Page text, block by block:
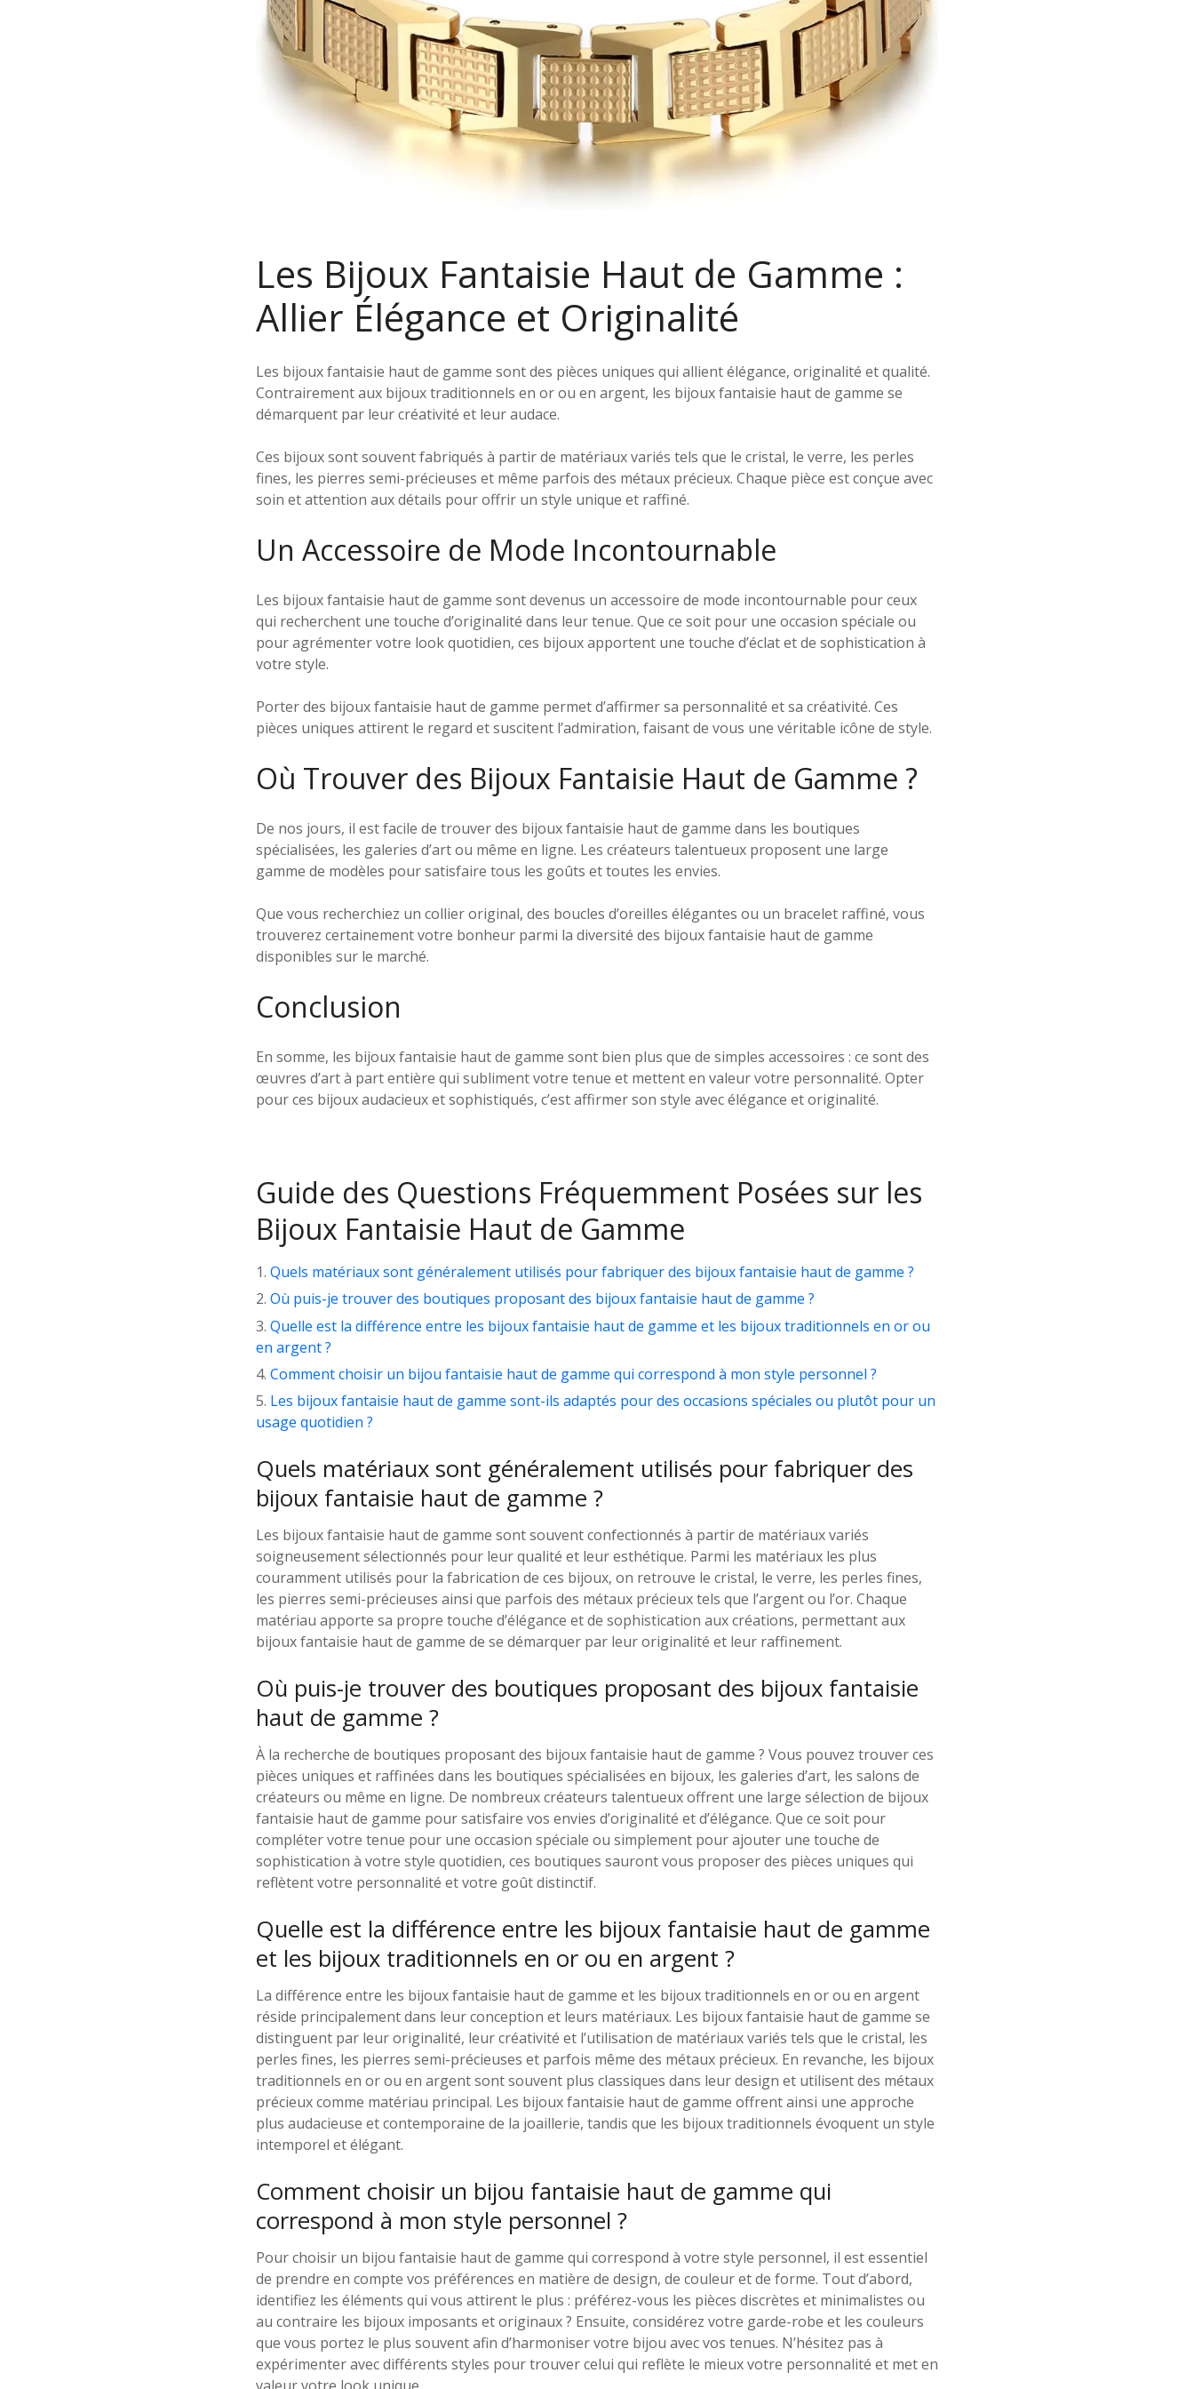
Les Bijoux Fantaisie Haut de Gamme :
Allier Élégance et Originalité
Les bijoux fantaisie haut de gamme sont des pièces uniques qui allient élégance, originalité et qualité.
Contrairement aux bijoux traditionnels en or ou en argent, les bijoux fantaisie haut de gamme se
démarquent par leur créativité et leur audace.
Ces bijoux sont souvent fabriqués à partir de matériaux variés tels que le cristal, le verre, les perles
fines, les pierres semi-précieuses et même parfois des métaux précieux. Chaque pièce est conçue avec
soin et attention aux détails pour offrir un style unique et raffiné.
Un Accessoire de Mode Incontournable
Les bijoux fantaisie haut de gamme sont devenus un accessoire de mode incontournable pour ceux
qui recherchent une touche d’originalité dans leur tenue. Que ce soit pour une occasion spéciale ou
pour agrémenter votre look quotidien, ces bijoux apportent une touche d’éclat et de sophistication à
votre style.
Porter des bijoux fantaisie haut de gamme permet d’affirmer sa personnalité et sa créativité. Ces
pièces uniques attirent le regard et suscitent l’admiration, faisant de vous une véritable icône de style.
Où Trouver des Bijoux Fantaisie Haut de Gamme ?
De nos jours, il est facile de trouver des bijoux fantaisie haut de gamme dans les boutiques
spécialisées, les galeries d’art ou même en ligne. Les créateurs talentueux proposent une large
gamme de modèles pour satisfaire tous les goûts et toutes les envies.
Que vous recherchiez un collier original, des boucles d’oreilles élégantes ou un bracelet raffiné, vous
trouverez certainement votre bonheur parmi la diversité des bijoux fantaisie haut de gamme
disponibles sur le marché.
Conclusion
En somme, les bijoux fantaisie haut de gamme sont bien plus que de simples accessoires : ce sont des
œuvres d’art à part entière qui subliment votre tenue et mettent en valeur votre personnalité. Opter
pour ces bijoux audacieux et sophistiqués, c’est affirmer son style avec élégance et originalité.
Guide des Questions Fréquemment Posées sur les
Bijoux Fantaisie Haut de Gamme
Quels matériaux sont généralement utilisés pour fabriquer des bijoux fantaisie haut de gamme ?
Où puis-je trouver des boutiques proposant des bijoux fantaisie haut de gamme ?
Quelle est la différence entre les bijoux fantaisie haut de gamme et les bijoux traditionnels en or ou
en argent ?
Comment choisir un bijou fantaisie haut de gamme qui correspond à mon style personnel ?
Les bijoux fantaisie haut de gamme sont-ils adaptés pour des occasions spéciales ou plutôt pour un
usage quotidien ?
Quels matériaux sont généralement utilisés pour fabriquer des
bijoux fantaisie haut de gamme ?
Les bijoux fantaisie haut de gamme sont souvent confectionnés à partir de matériaux variés
soigneusement sélectionnés pour leur qualité et leur esthétique. Parmi les matériaux les plus
couramment utilisés pour la fabrication de ces bijoux, on retrouve le cristal, le verre, les perles fines,
les pierres semi-précieuses ainsi que parfois des métaux précieux tels que l’argent ou l’or. Chaque
matériau apporte sa propre touche d’élégance et de sophistication aux créations, permettant aux
bijoux fantaisie haut de gamme de se démarquer par leur originalité et leur raffinement.
Où puis-je trouver des boutiques proposant des bijoux fantaisie
haut de gamme ?
À la recherche de boutiques proposant des bijoux fantaisie haut de gamme ? Vous pouvez trouver ces
pièces uniques et raffinées dans les boutiques spécialisées en bijoux, les galeries d’art, les salons de
créateurs ou même en ligne. De nombreux créateurs talentueux offrent une large sélection de bijoux
fantaisie haut de gamme pour satisfaire vos envies d’originalité et d’élégance. Que ce soit pour
compléter votre tenue pour une occasion spéciale ou simplement pour ajouter une touche de
sophistication à votre style quotidien, ces boutiques sauront vous proposer des pièces uniques qui
reflètent votre personnalité et votre goût distinctif.
Quelle est la différence entre les bijoux fantaisie haut de gamme
et les bijoux traditionnels en or ou en argent ?
La différence entre les bijoux fantaisie haut de gamme et les bijoux traditionnels en or ou en argent
réside principalement dans leur conception et leurs matériaux. Les bijoux fantaisie haut de gamme se
distinguent par leur originalité, leur créativité et l’utilisation de matériaux variés tels que le cristal, les
perles fines, les pierres semi-précieuses et parfois même des métaux précieux. En revanche, les bijoux
traditionnels en or ou en argent sont souvent plus classiques dans leur design et utilisent des métaux
précieux comme matériau principal. Les bijoux fantaisie haut de gamme offrent ainsi une approche
plus audacieuse et contemporaine de la joaillerie, tandis que les bijoux traditionnels évoquent un style
intemporel et élégant.
Comment choisir un bijou fantaisie haut de gamme qui
correspond à mon style personnel ?
Pour choisir un bijou fantaisie haut de gamme qui correspond à votre style personnel, il est essentiel
de prendre en compte vos préférences en matière de design, de couleur et de forme. Tout d’abord,
identifiez les éléments qui vous attirent le plus : préférez-vous les pièces discrètes et minimalistes ou
au contraire les bijoux imposants et originaux ? Ensuite, considérez votre garde-robe et les couleurs
que vous portez le plus souvent afin d’harmoniser votre bijou avec vos tenues. N’hésitez pas à
expérimenter avec différents styles pour trouver celui qui reflète le mieux votre personnalité et met en